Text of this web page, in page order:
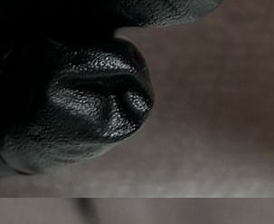
PHOTO-2024-05-23-07-19-46 (1)-